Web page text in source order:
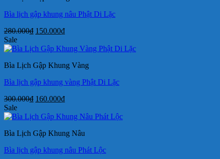
Bìa lịch gập khung nâu Phật Di Lặc
280.000₫ Giá
là:
150.000₫Giá
tại
150.000₫.
Sale
Bìa Lịch Gập Khung Vàng
Bìa lịch gập khung vàng Phật Di Lặc
300.000₫ Giá
là:
160.000₫Giá
tại
160.000₫.
Sale
Bìa Lịch Gập Khung Nâu
Bìa lịch gập khung nâu Phát Lộc